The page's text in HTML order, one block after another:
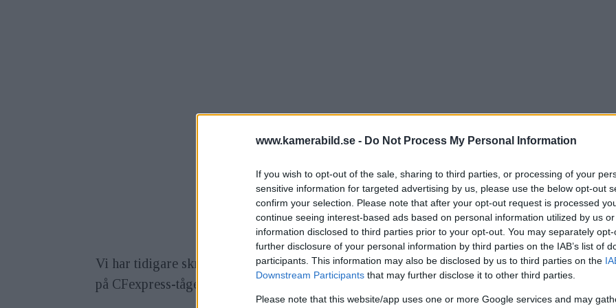
www.kamerabild.se - Do Not Process My Personal Information
If you wish to opt-out of the sale, sharing to third parties, or processing of your
sensitive information for targeted advertising by us, please use the below opt-out
confirm your selection. Please note that after your opt-out request is processed
continue seeing interest-based ads based on personal information utilized by us
information disclosed to third parties prior to your opt-out. You may separately
further disclosure of your personal information by third parties on the IAB’s list of
participants. This information may also be disclosed by us to third parties on the
Downstream Participants that may further disclose it to other third parties.
Please note that this website/app uses one or more Google services and may
Vi har tidigare skrivit om de nya CFexpress-kort som utvecklas av både Sony, Lexar och
på CFexpress-tåget och gör det starkt – då minneskorten redan finns tillgängliga på